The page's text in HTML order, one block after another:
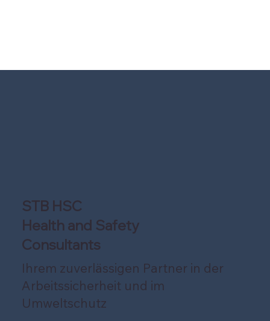
Ihrem zuverlässigen Partner in der
Arbeitssicherheit und im
Umweltschutz
STB HSC
Health and Safety
Consultants